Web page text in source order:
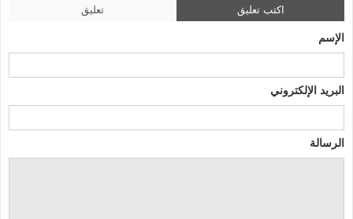
اكتب تعليق تعليق
الإسم
البريد الإلكتروني
الرسالة